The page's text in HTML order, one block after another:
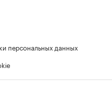
персональных данных